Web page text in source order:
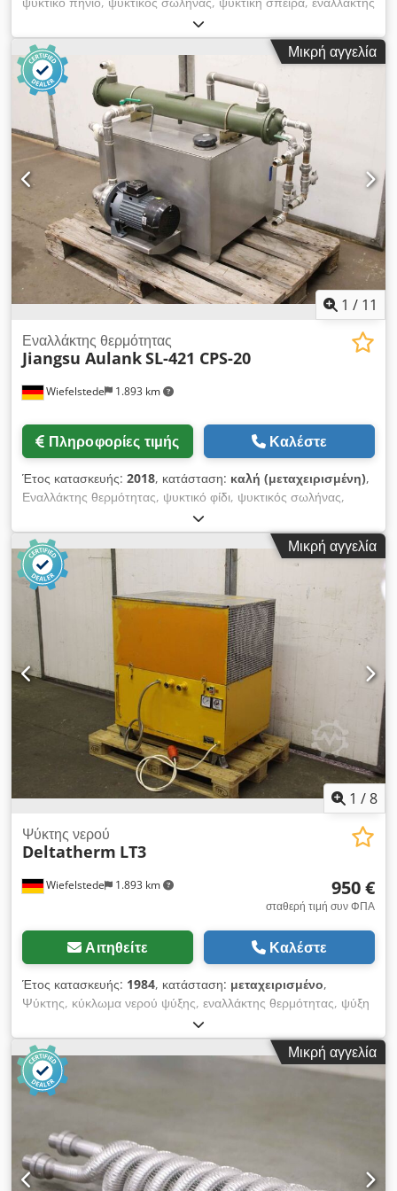
θερμότητας με σωλήνες, εναλλάκτης θερμότητας θαλασσινού
νερού Dodowu S Rqspfx Abzjck - Κατασκευαστής: Funke,
εναλλάκτης θερμότητας με δεσμίδα σωλήνων - Τύπος: BOF
806-0-4 - Χωρητικότητα: Χώρος μανδύα 50,7 l / Χώρος
σωλήνων 22,0 l - Μέγιστη πίεση λειτουργίας: 16 / 10 bar -
Διαστάσεις: 2120/285/Υ305 mm - Βάρος: 146 kg
Μικρή αγγελία
1 / 11
Wiefelstede 1.893 km
Εναλλάκτης θερμότητας
Jiangsu AulankSL-421 CPS-20
Πληροφορίες τιμής Καλέστε
Έτος κατασκευής: 2018, κατάσταση: καλή (μεταχειρισμένη),
Εναλλάκτης θερμότητας, ψυκτικό φίδι, ψυκτικός σωλήνας,
ψυκτική σπείρα, εναλλάκτης θερμότητας με δέσμη σωλήνων,
ψύκτης λαδιού - Κατασκευαστής: Jiangsu, εναλλάκτης τύπου
SL-421 - Αντλία: Aulank CPS-20 1,5 kW Dodpfx Abexl R
Rnjzock - Παροχή: 180 l/min - Δοχείο: ανοξείδωτο ατσάλι, με
ένδειξη στάθμης - Διαστάσεις μεταφοράς: 1180/780/Υ760 mm
- Βάρος: 80 kg
Μικρή αγγελία
1 /8
Wiefelstede 1.893 km
Ψύκτης νερού
Deltatherm LT3
950 €
σταθερή τιμή συν ΦΠΑ
Αιτηθείτε Καλέστε
Έτος κατασκευής: 1984, κατάσταση: μεταχειρισμένο,
Ψύκτης, κύκλωμα νερού ψύξης, εναλλάκτης θερμότητας, ψύξη
για εξοπλισμό συγκόλλησης σημείου, μηχανή συγκόλλησης
σημείου, σύστημα συγκόλλησης σημείου, πιστόλι σημείου
συγκόλλησης - κινητή έκδοση: -Σύνδεση: 1/2 "ίντσα - Έξοδος
μονάδας ψύξης: 0,33 kW - Ροή όγκου νερού: 500 l / h -
Διαστάσεις: 895/600 / H1020 mm - Βάρος: 156 kg Dododz Aq
Μικρή αγγελία